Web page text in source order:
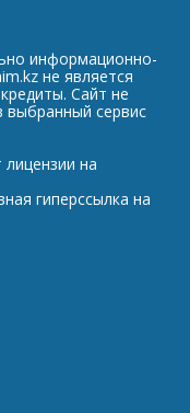
информационно-
не является
Сайт не
выбранный сервис
на
гиперссылка на